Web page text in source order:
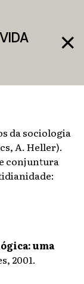
close
da sociologia
A. Heller).
conjuntura
uma
2001.